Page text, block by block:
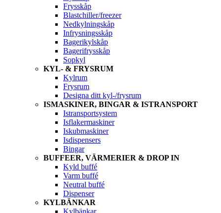
Frysskåp
Blastchiller/freezer
Nedkylningskåp
Infrysningsskåp
Bagerikylskåp
Bagerifrysskåp
Sopkyl
KYL- & FRYSRUM
Kylrum
Frysrum
Designa ditt kyl-/frysrum
ISMASKINER, BINGAR & ISTRANSPORT
Istransportsystem
Isflakermaskiner
Iskubmaskiner
Isdispensers
Bingar
BUFFEER, VÄRMERIER & DROP IN
Kyld buffé
Varm buffé
Neutral buffé
Dispenser
KYLBÄNKAR
Kylbänkar